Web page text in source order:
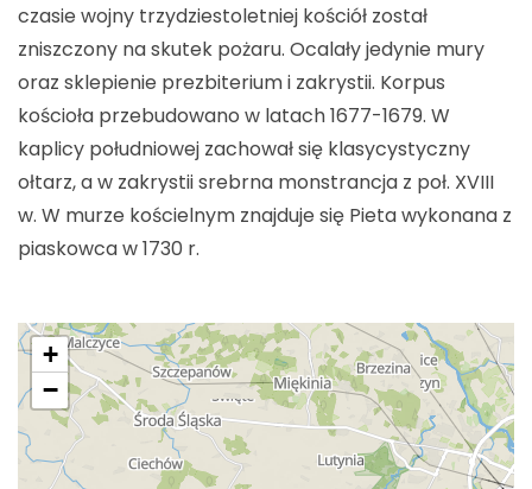
czasie wojny trzydziestoletniej kościół został
zniszczony na skutek pożaru. Ocalały jedynie mury
oraz sklepienie prezbiterium i zakrystii. Korpus
kościoła przebudowano w latach 1677-1679. W
kaplicy południowej zachował się klasycystyczny
ołtarz, a w zakrystii srebrna monstrancja z poł. XVIII
w. W murze kościelnym znajduje się Pieta wykonana z
piaskowca w 1730 r.
+
−